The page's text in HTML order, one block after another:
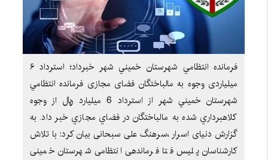
فرمانده انتظامي شهرستان خميني شهر خبرداد؛ استرداد ۶
میلیاردی وجوه به مالباختگان فضای مجازی فرمانده انتظامي
شهرستان خميني شهر از استرداد 6 ميليارد ريال از وجوه
کلاهبرداري شده به مالباختگان در فضاي مجازي خبر داد. به
گزارش دنیای اسرار ،سرهنگ علی سبحانی بیان کرد: با تلاش
کارشناسان پلیس فتا فرماندهی انتظامی شهرستان خمینی